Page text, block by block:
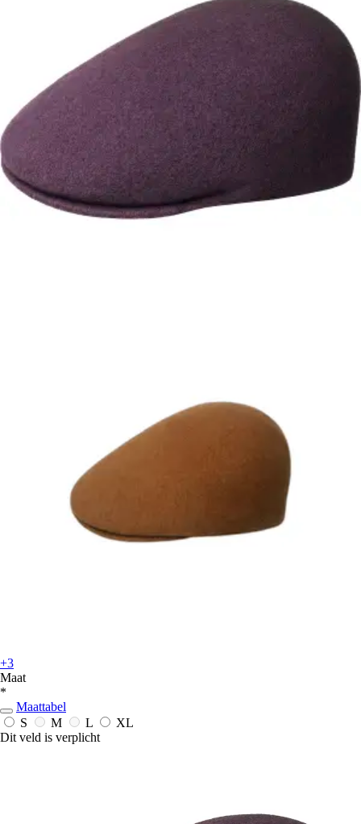
+3
Maat
*
Maattabel
S
M L
XL
Dit veld is verplicht